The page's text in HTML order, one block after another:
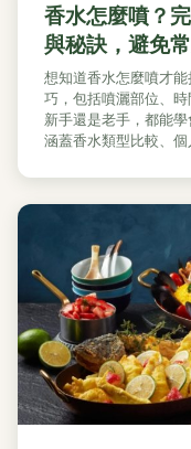
香水怎麼噴？
與秘訣，避免
想知道香水怎麼噴才
巧，包括噴灑部位、
新手還是老手，都能
涵蓋香水類型比較、